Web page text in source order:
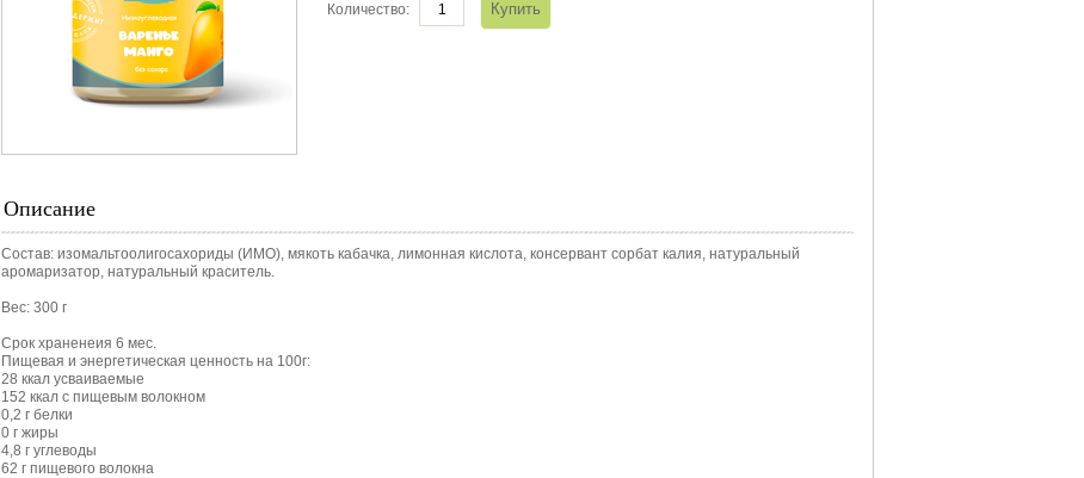
Количество:
Описание
Состав: изомальтоолигосахориды (ИМО), мякоть кабачка, лимонная кислота, консервант сорбат калия, натуральный
аромаризатор, натуральный краситель.
Вес: 300 г
Срок храненеия 6 мес.
Пищевая и энергетическая ценность на 100г:
28 ккал усваиваемые
152 ккал с пищевым волокном
0,2 г белки
0 г жиры
4,8 г углеводы
62 г пищевого волокна